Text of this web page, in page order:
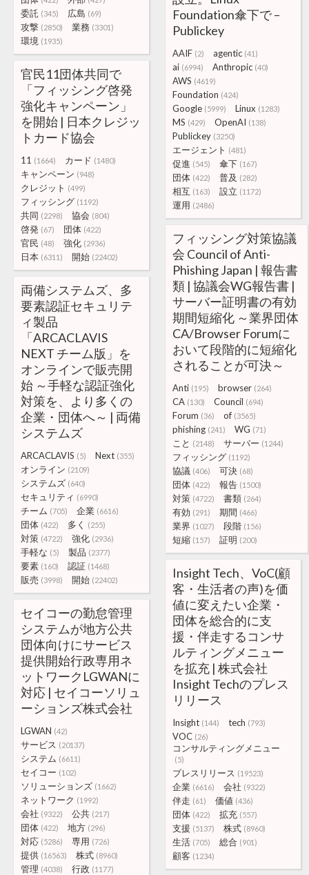
委託 (345) 広島 (69)
攻撃 (2850) 業務 (3301)
環境 (1935)
Foundation傘下で –
Publickey
AAIF (2) agentic (41)
ai (6994) Anthropic (40)
AWS (4619)
Foundation (424)
Google (5999) Linux (1283)
MS (429) OpenAI (138)
Publickey (3250)
エージェント (481)
促進 (545) 傘下 (167)
団体 (422) 普及 (282)
相互 (163) 設立 (1172)
運用 (2486)
官民11団体共同で
「フィッシング啓発
強化キャンペーン」
を開始 | 日本クレジッ
トカード協会
11 (1664) カード (1480)
キャンペーン (948)
クレジット (499)
フィッシング (1192)
共同 (2298) 協会 (804)
啓発 (67) 団体 (422)
官民 (48) 強化 (2936)
日本 (6311) 開始 (22402)
フィッシング対策協議
会 Council of Anti-
Phishing Japan | 報告書
類 | 協議会WG報告書 |
サーバー証明書の有効
期間短縮化 ～業界団体
CA/Browser Forumに
おいて段階的に短縮化
されることが可決～
Anti (195) browser (264)
CA (130) Council (694)
Forum (36) of (3565)
phishing (241) WG (71)
こと (2148) サーバー (1244)
フィッシング (1192)
協議 (406) 可決 (68)
団体 (422) 報告 (1500)
対策 (4722) 書類 (264)
有効 (291) 期間 (466)
業界 (1027) 段階 (156)
短縮 (157) 証明 (200)
両備システムズ、多
要素認証セキュリテ
ィ製品
「ARCACLAVIS
NEXT チーム版」を
オンラインで販売開
始 ～手軽な認証強化
対策を、より多くの
企業・団体へ～ | 両備
システムズ
ARCACLAVIS (5) Next (355)
オンライン (2109)
システムズ (640)
セキュリティ (6990)
チーム (705) 企業 (6616)
団体 (422) 多く (255)
対策 (4722) 強化 (2936)
手軽な (5) 製品 (2377)
要素 (160) 認証 (1468)
販売 (3998) 開始 (22402)
Insight Tech、VoC(顧
客・生活者の声)を価
値に変えたい企業・
団体を総合的に支
援・伴走するコンサ
ルティングメニュー
を拡充 | 株式会社
Insight Techのプレス
リリース
Insight (144) tech (793)
VOC (26)
コンサルティングメニュー
(5)
プレスリリース (19523)
企業 (6616) 会社 (9322)
伴走 (61) 価値 (436)
団体 (422) 拡充 (557)
支援 (5137) 株式 (8960)
生活 (705) 総合 (901)
顧客 (1234)
セイコーの勤怠管理
システムが地方公共
団体向けにサービス
提供開始行政専用ネ
ットワークLGWANに
対応 | セイコーソリュ
ーションズ株式会社
LGWAN (42)
サービス (20137)
システム (6611)
セイコー (102)
ソリューションズ (1662)
ネットワーク (1992)
会社 (9322) 公共 (217)
団体 (422) 地方 (296)
対応 (5286) 専用 (726)
提供 (16563) 株式 (8960)
管理 (4038) 行政 (1177)